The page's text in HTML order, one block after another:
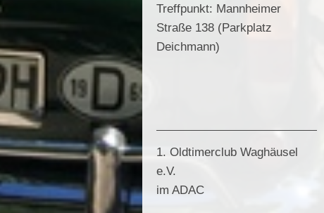
Treffpunkt: Mannheimer
Straße 138 (Parkplatz
Deichmann)
1. Oldtimerclub Waghäusel
e.V.
im ADAC